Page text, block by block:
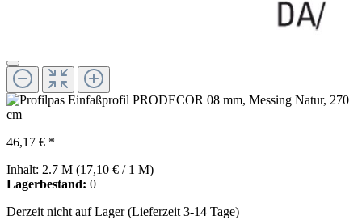
46,17 € *
Inhalt: 2.7 M (17,10 € / 1 M)
Lagerbestand: 0
Derzeit nicht auf Lager (Lieferzeit 3-14 Tage)